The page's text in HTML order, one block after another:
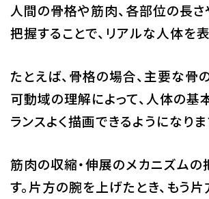
人間の骨格や筋肉、各部位の長
把握することで、リアルな人体を
たとえば、骨格の場合、主要な骨
可動域の理解によって、人体の基
ランスよく描画できるようになりま
筋肉の収縮・伸展のメカニズム
す。片方の腕を上げたとき、もう